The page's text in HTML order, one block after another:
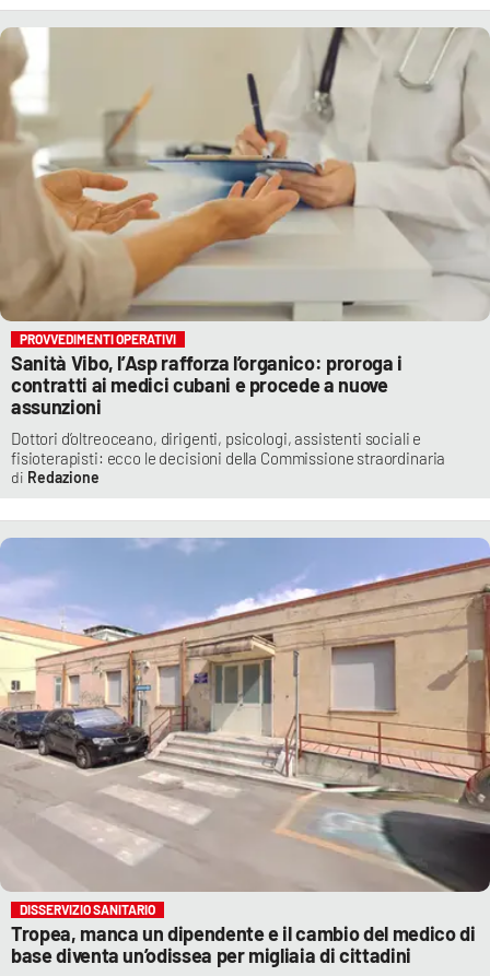
PROVVEDIMENTI OPERATIVI
Sanità Vibo, l’Asp rafforza l’organico: proroga i
contratti ai medici cubani e procede a nuove
assunzioni
Dottori d’oltreoceano, dirigenti, psicologi, assistenti sociali e
fisioterapisti: ecco le decisioni della Commissione straordinaria
Redazione
DISSERVIZIO SANITARIO
Tropea, manca un dipendente e il cambio del medico di
base diventa un’odissea per migliaia di cittadini